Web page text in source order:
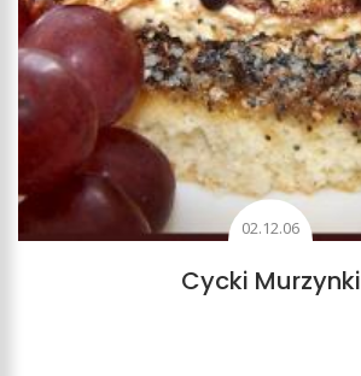
02.12.06
Cycki Murzynki